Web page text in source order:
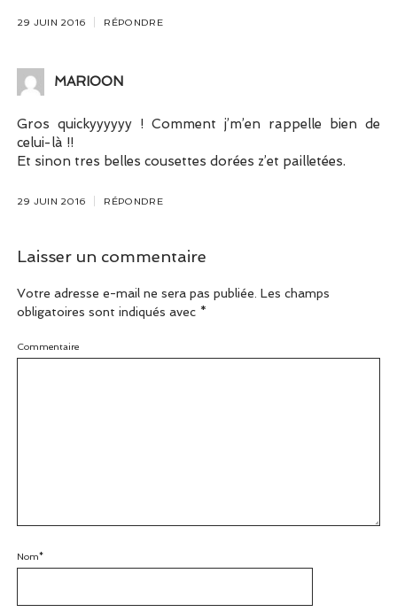
29 JUIN 2016 RÉPONDRE
MARIOON
Gros quickyyyyyy ! Comment j’m’en rappelle bien de
celui-là !!
Et sinon tres belles cousettes dorées z’et pailletées.
29 JUIN 2016 RÉPONDRE
Laisser un commentaire
Votre adresse e-mail ne sera pas publiée. Les champs
obligatoires sont indiqués avec *
Commentaire
Nom*